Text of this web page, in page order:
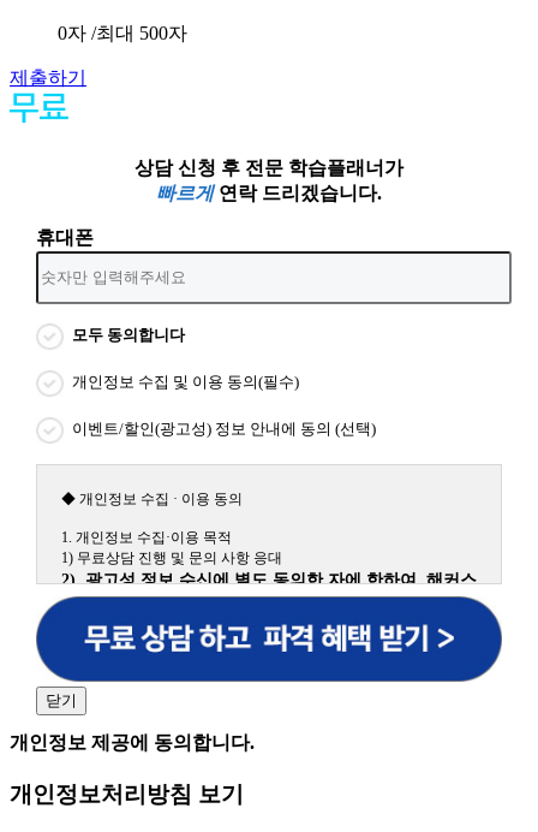
0자 /최대 500자
제출하기
상담 신청 후 전문 학습플래너가
빠르게연락 드리겠습니다.
휴대폰
모두 동의합니다
개인정보 수집 및 이용 동의(필수)
이벤트/할인(광고성) 정보 안내에 동의 (선택)
◆ 개인정보 수집 · 이용 동의
1. 개인정보 수집·이용 목적
1) 무료상담 진행 및 문의 사항 응대
2) 광고성 정보 수신에 별도 동의한 자에 한하여 해커스
원격평생교육원을 비롯한 해커스 교육그룹의 새로운 서
비스 신상품이나 이벤트, 최신 정보 안내 등 신청자의 취
향에 맞는 최적의 서비스를 제공하기 위함.
어, 해커스일본어, 해커스잡, 해커스금융, 해커스임용, 해커스공무
원, 해커스경찰, 해커스소방, 해커스공인중개사, 해커스주택관리
사, 해커스편입 등)
3. 개인정보 보유/이용 기간: 법령상 정하는 경우를 제
닫기
개인정보 제공에 동의합니다.
개인정보처리방침 보기